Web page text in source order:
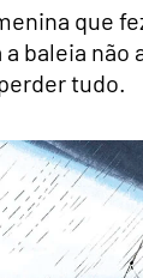
que
baleia não
tudo.